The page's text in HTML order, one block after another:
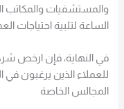
والمستشفيات والمكاتب
الساعة لتلبية احتياجات
في النهاية، فإن ارخص
للعملاء الذين يرغبون
المجالس الخاصة